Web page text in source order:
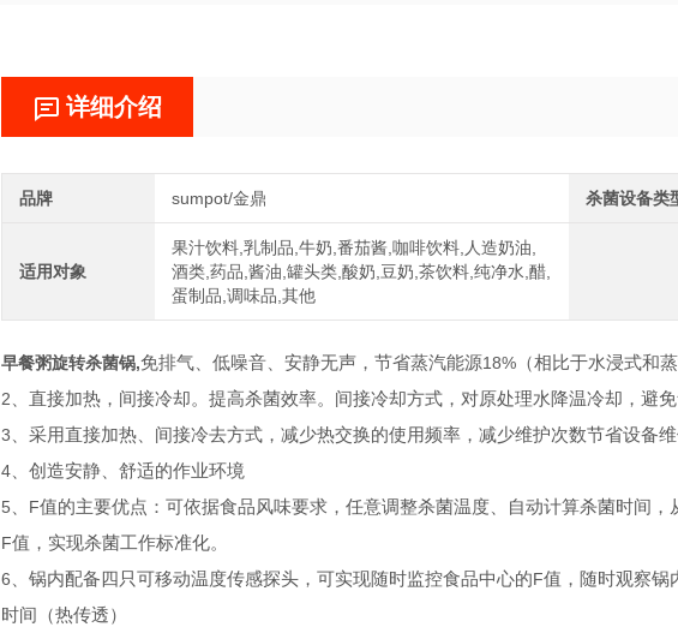
详细介绍
品牌 sumpot/金鼎 杀菌设备类
适用对象
果汁饮料,乳制品,牛奶,番茄酱,咖啡饮料,人造奶油,
酒类,药品,酱油,罐头类,酸奶,豆奶,茶饮料,纯净水,醋,
蛋制品,调味品,其他
早餐粥旋转杀菌锅,免排气、低噪音、安静无声，节省蒸汽能源18% （相比于水浸式和
2 、直接加热，间接冷却。提高杀菌效率。间接冷却方式，对原处理水降温冷却，避免
3 、采用直接加热、间接冷去方式，减少热交换的使用频率，减少维护次数节省设备维
4 、创造安静、舒适的作业环境
5
F值的主要优点：可依据食品风味要求，任意调整杀菌温度、自动计算杀菌时间
F值，实现杀菌工作标准化。
6 、锅内配备四只可移动温度传感探头，可实现随时监控食品中心的F值，随时观察锅
时间（热传透）